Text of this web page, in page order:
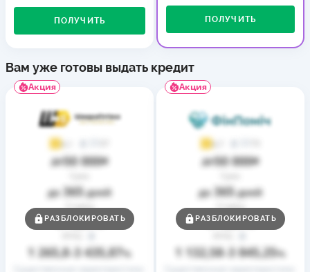
ПОЛУЧИТЬ ПОЛУЧИТЬ
Вам уже готовы выдать кредит
Акция
4,1
до50 000₴
до 365дней
Ставка
от0,01%
1 265,8 3 435,87%
РАЗБЛОКИРОВАТЬ
Акция
4,7
до50 000₴
до 365дней
Ставка
от0,01%
1 132,58 3 845,25%
РАЗБЛОКИРОВАТЬ